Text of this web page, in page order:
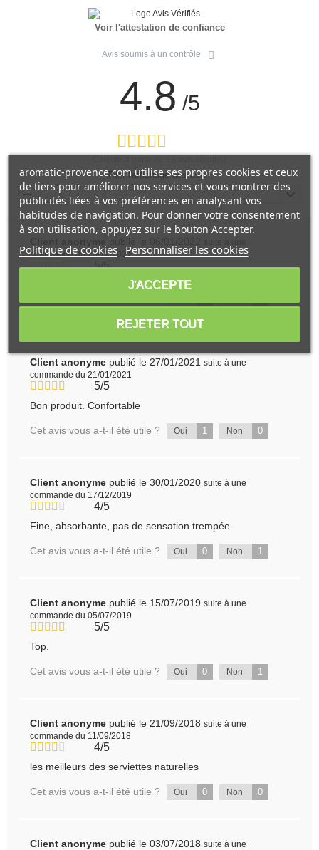
Voir l'attestation de confiance
Avis soumis à un contrôle
4.8 /5
Trier l'affichage des avis :
---
commande du 28/12/2021
5/5
Très fines et absorbantes
Cet avis vous a-t-il été utile ? Oui 0 Non 1
Client anonyme publié le 27/01/2021 suite à une
commande du 21/01/2021
5/5
Bon produit. Confortable
Cet avis vous a-t-il été utile ? Oui 1 Non 0
Client anonyme publié le 30/01/2020 suite à une
commande du 17/12/2019
4/5
Fine, absorbante, pas de sensation trempée.
Cet avis vous a-t-il été utile ? Oui 0 Non 1
Client anonyme publié le 15/07/2019 suite à une
commande du 05/07/2019
5/5
Top.
Cet avis vous a-t-il été utile ? Oui 0 Non 1
Client anonyme publié le 21/09/2018 suite à une
commande du 11/09/2018
4/5
les meilleurs des serviettes naturelles
Cet avis vous a-t-il été utile ? Oui 0 Non 0
Client anonyme publié le 03/07/2018 suite à une
aromatic-provence.com utilise ses propres cookies et ceux
de tiers pour améliorer nos services et vous montrer des
publicités liées à vos préférences en analysant vos
habitudes de navigation. Pour donner votre consentement
à son utilisation, appuyez sur le bouton Accepter.
Politique de cookies Personnaliser les cookies
REJETER TOUT
J'ACCEPTE